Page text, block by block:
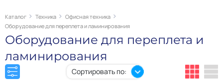
Каталог Техника
Офисная техника
Оборудование для переплета и ламинирования
Оборудование для переплета и
ламинирования
Сортировать по: